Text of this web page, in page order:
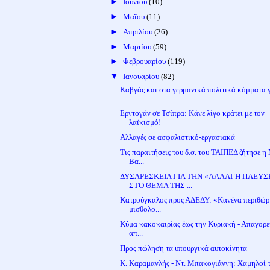
► Μαΐου (11)
► Απριλίου (26)
► Μαρτίου (59)
► Φεβρουαρίου (119)
▼ Ιανουαρίου (82)
Καβγάς και στα γερμανικά πολιτικά κόμματα
Ερντογάν σε Τσίπρα: Κάνε λίγο κράτει με τον
λαϊκισμό!
Αλλαγές σε ασφαλιστικό-εργασιακά
Τις παραιτήσεις του δ.σ. του ΤΑΙΠΕΔ ζήτησε η
Βα...
ΔΥΣΑΡΕΣΚΕΙΑ ΓΙΑ ΤΗΝ «ΑΛΛΑΓΗ
ΣΤΟ ΘΕΜΑ ΤΗΣ ...
Κατρούγκαλος προς ΑΔΕΔΥ: «Κανένα
μισθολο...
Κύμα κακοκαιρίας έως την Κυριακή -
απ...
Προς πώληση τα υπουργικά αυτοκίνητα
Κ. Καραμανλής - Ντ. Μπακογιάννη: Χαμηλοί